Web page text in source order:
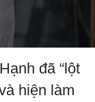
đã “lột
hiện làm